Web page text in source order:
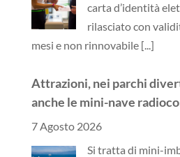
carta d’identità
rilasciato con
mesi e non rinnovabile [...]
Attrazioni, nei parchi
anche le mini-nave
7 Agosto 2026
Si tratta di mini-